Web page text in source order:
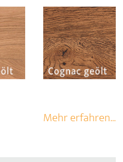
Mehr erfahren...